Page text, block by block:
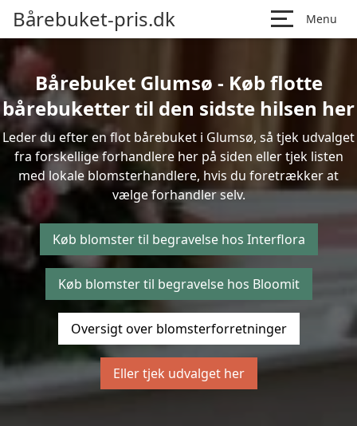
Bårebuket-pris.dk Menu
Bårebuket Glumsø - Køb flotte
bårebuketter til den sidste hilsen her
Leder du efter en flot bårebuket i Glumsø, så tjek udvalget
fra forskellige forhandlere her på siden eller tjek listen
med lokale blomsterhandlere, hvis du foretrækker at
vælge forhandler selv.
Køb blomster til begravelse hos Interflora
Køb blomster til begravelse hos Bloomit
Oversigt over blomsterforretninger
Eller tjek udvalget her